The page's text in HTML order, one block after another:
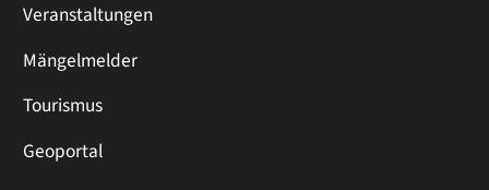
Veranstaltungen
Mängelmelder
Tourismus
Geoportal